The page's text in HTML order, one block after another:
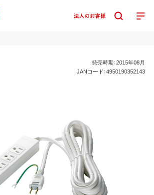
発売時期：2015年08月
JANコード：4950190352143